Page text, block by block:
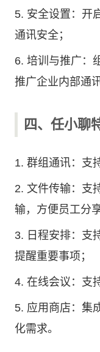
5. 安全设置：开
通讯安全；
6. 培训与推广：
推广企业内部通
四、任小聊
1. 群组通讯：支
2. 文件传输：支
输，方便员工分
3. 日程安排：支
提醒重要事项；
4. 在线会议：支
5. 应用商店：集
化需求。